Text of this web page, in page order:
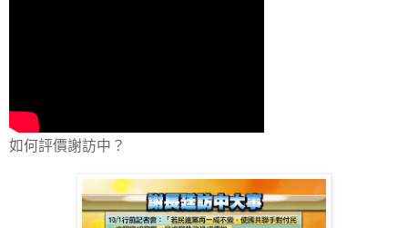
如何評價謝訪中？